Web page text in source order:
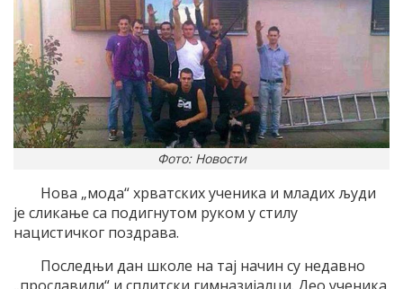
Фото: Новости
Нова „мода“ хрватских ученика и младих људи
је сликање са подигнутом руком у стилу
нацистичког поздрава.
Последњи дан школе на тај начин су недавно